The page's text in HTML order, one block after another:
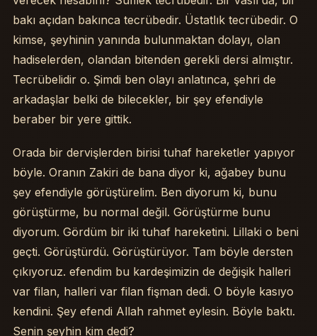
bakı açıdan bakınca tecrübedir. Üstatlık tecrübedir. O
kimse, şeyhinin yanında bulunmaktan dolayı, olan
hadiselerden, olandan bitenden gerekli dersi almıştır.
Tecrübelidir o. Şimdi ben olayı anlatınca, şehri de
arkadaşlar belki de bilecekler, bir şey efendiyle
beraber bir yere gittik.
Orada bir dervişlerden birisi tuhaf hareketler yapıyor
böyle. Oranın Zakiri de bana diyor ki, ağabey bunu
şey efendiyle görüştürelim. Ben diyorum ki, bunu
görüştürme, bu normal değil. Görüştürme bunu
diyorum. Gördüm bir iki tuhaf hareketini. Lillaki o beni
geçti. Görüştürdü. Görüştürüyor. Tam böyle dersten
çıkıyoruz. efendim bu kardeşimizin de değişik halleri
var filan, halleri var filan fişman dedi. O böyle kasıyo
kendini. Şey efendi Allah rahmet eylesin. Böyle baktı.
Senin şeyhin kim dedi?